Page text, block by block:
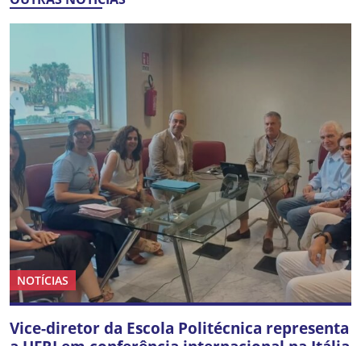
NOTÍCIAS
Vice-diretor da Escola Politécnica representa